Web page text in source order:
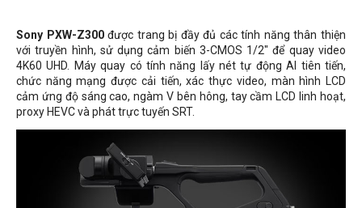
Sony PXW-Z300được trang bị đầy đủ các tính năng thân thiện
với truyền hình, sử dụng cảm biến 3-CMOS 1/2" để quay video
4K60 UHD. Máy quay có tính năng lấy nét tự động AI tiên tiến,
chức năng mạng được cải tiến, xác thực video, màn hình LCD
cảm ứng độ sáng cao, ngàm V bên hông, tay cầm LCD linh hoạt,
proxy HEVC và phát trực tuyến SRT.